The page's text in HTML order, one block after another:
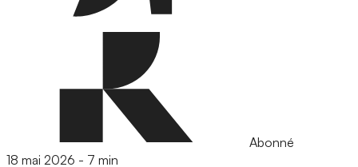
Abonné
18 mai 2026 - 7 min